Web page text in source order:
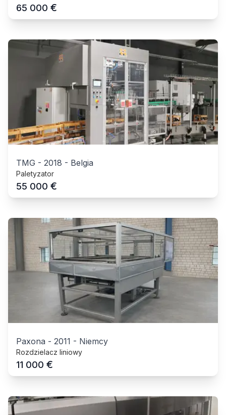
65 000 €
TMG - 2018 - Belgia
Paletyzator
55 000 €
Paxona - 2011 - Niemcy
Rozdzielacz liniowy
11 000 €